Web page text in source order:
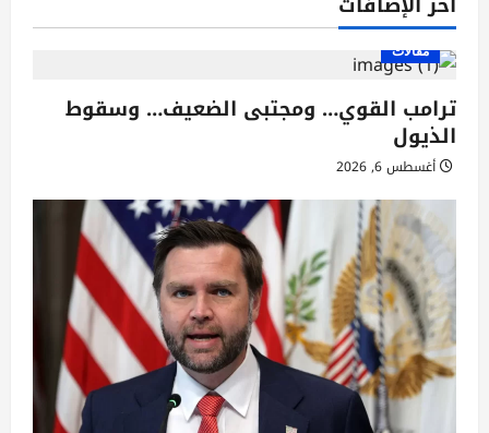
مقالات
ترامب القوي… ومجتبى الضعيف… وسقوط
الذيول
أغسطس 6, 2026